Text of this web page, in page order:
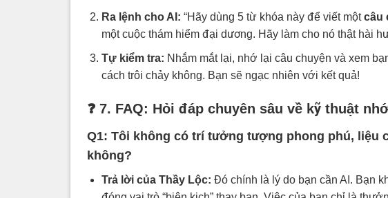
Ra lệnh cho AI: “Hãy dùng 5 từ khóa này để viết mộtcâu
một cuộc thám hiểm đại dương. Hãy làm cho nó thật hài
Tự kiểm tra: Nhắm mắt lại, nhớ lại câu chuyện và xem
cách trôi chảy không. Bạn sẽ ngạc nhiên với kết quả!
❓ 7. FAQ: Hỏi đáp chuyên sâu về kỹ thuật
Q1: Tôi không có trí tưởng tượng phong phú, liệu
không?
Trả lời của Thầy Lộc: Đó chính là lý do bạn cần AI. Bạn